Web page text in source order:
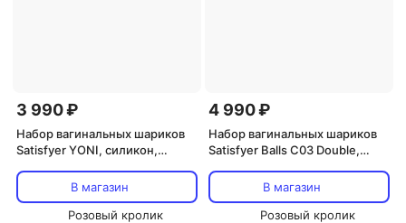
3 990 ₽
Набор вагинальных шариков
Satisfyer YONI, силикон,
В магазин
Розовый кролик
4 990 ₽
Набор вагинальных шариков
Satisfyer Balls C03 Double,
В магазин
Розовый кролик